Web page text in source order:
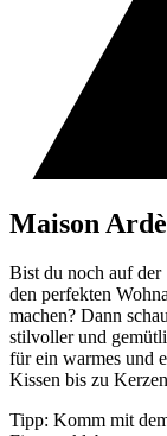
Maison
Bist du noch auf der
den perfekten
machen? Dann
stilvoller und
für ein warmes und
Kissen bis zu
Tipp: Komm mit